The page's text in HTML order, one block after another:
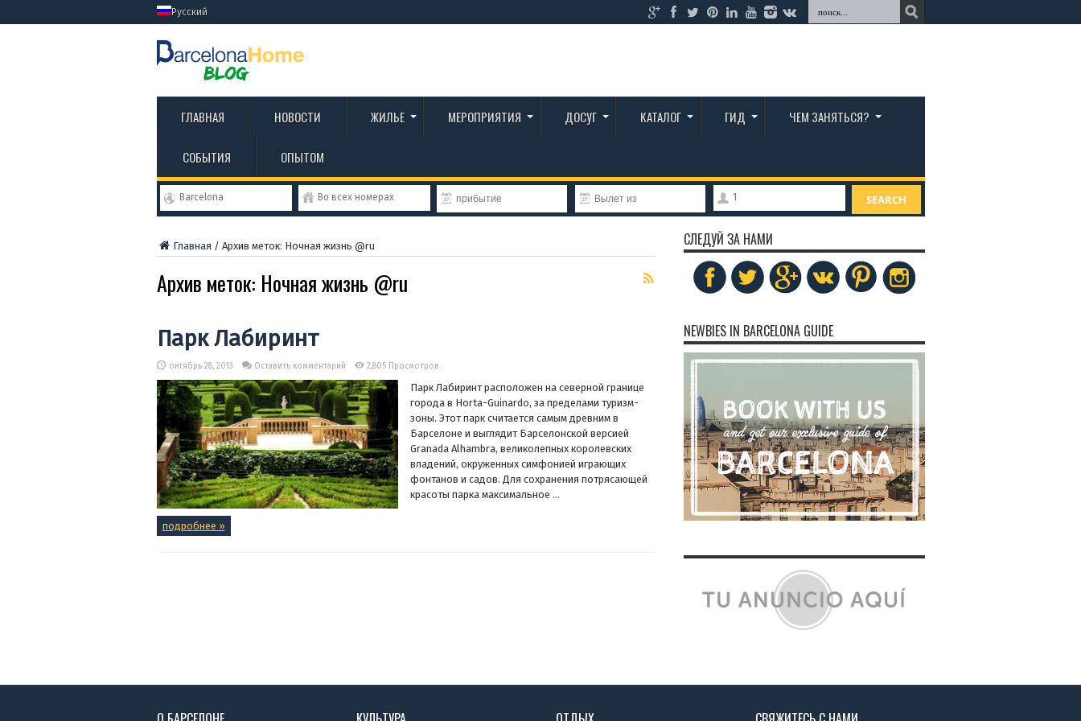
Русский
ГЛАВНАЯ НОВОСТИ ЖИЛЬЕ МЕРОПРИЯТИЯ ДОСУГ КАТАЛОГ ГИД ЧЕМ ЗАНЯТЬСЯ?
СОБЫТИЯ ОПЫТОМ
Barcelona Во всех номерах 1 SEARCH
Главная / Архив меток: Ночная жизнь @ru
Архив меток: Ночная жизнь @ru
Парк Лабиринт
октябрь 28, 2013 Оставить комментарий 2,805 Просмотров
Парк Лабиринт расположен на северной границе
города в Horta-Guinardo, за пределами туризм-
зоны. Этот парк считается самым древним в
Барселоне и выглядит Барселонской версией
Granada Alhambra, великолепных королевских
владений, окруженных симфонией играющих
фонтанов и садов. Для сохранения потрясающей
красоты парка максимальное ...
подробнее »
СЛЕДУЙ ЗА НАМИ
NEWBIES IN BARCELONA GUIDE